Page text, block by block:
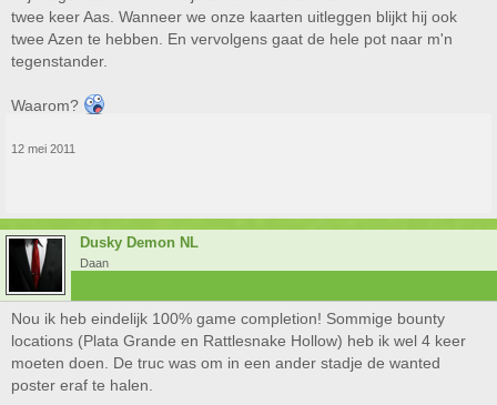
twee keer Aas. Wanneer we onze kaarten uitleggen blijkt hij ook
twee Azen te hebben. En vervolgens gaat de hele pot naar m'n
tegenstander.
Waarom?
12 mei 2011
Dusky Demon NL
Daan
Nou ik heb eindelijk 100% game completion! Sommige bounty
locations (Plata Grande en Rattlesnake Hollow) heb ik wel 4 keer
moeten doen. De truc was om in een ander stadje de wanted
poster eraf te halen.